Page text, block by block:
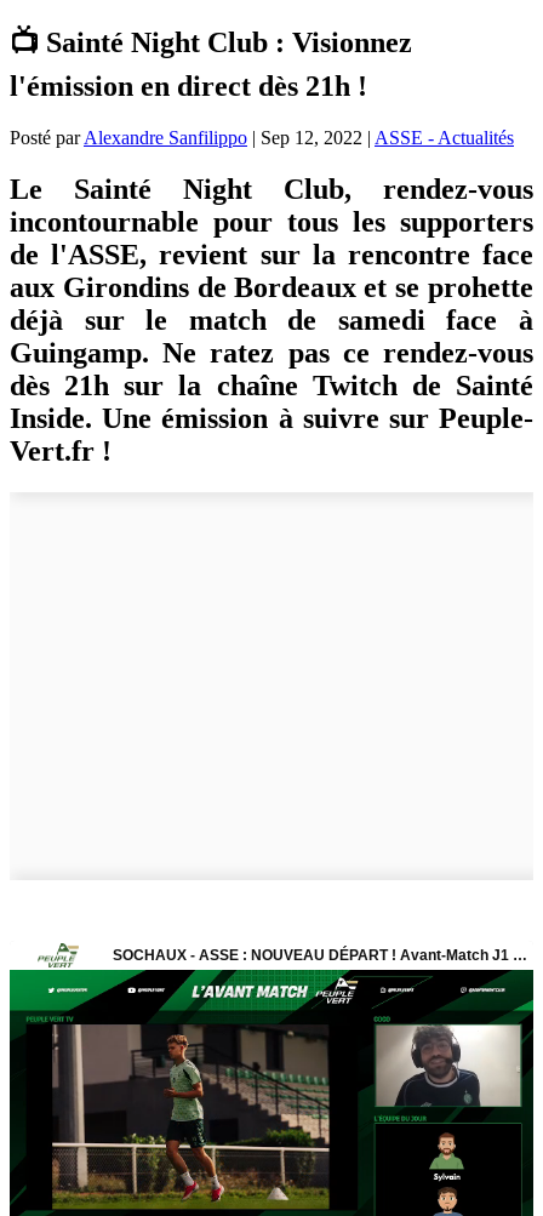
📺 Sainté Night Club : Visionnez
l'émission en direct dès 21h !
Posté parAlexandre Sanfilippo | Sep 12, 2022 | ASSE - Actualités
Le Sainté Night Club, rendez-vous
incontournable pour tous les supporters
de l'ASSE, revient sur la rencontre face
aux Girondins de Bordeaux et se prohette
déjà sur le match de samedi face à
Guingamp. Ne ratez pas ce rendez-vous
dès 21h sur la chaîne Twitch de Sainté
Inside. Une émission à suivre sur Peuple-
Vert.fr !